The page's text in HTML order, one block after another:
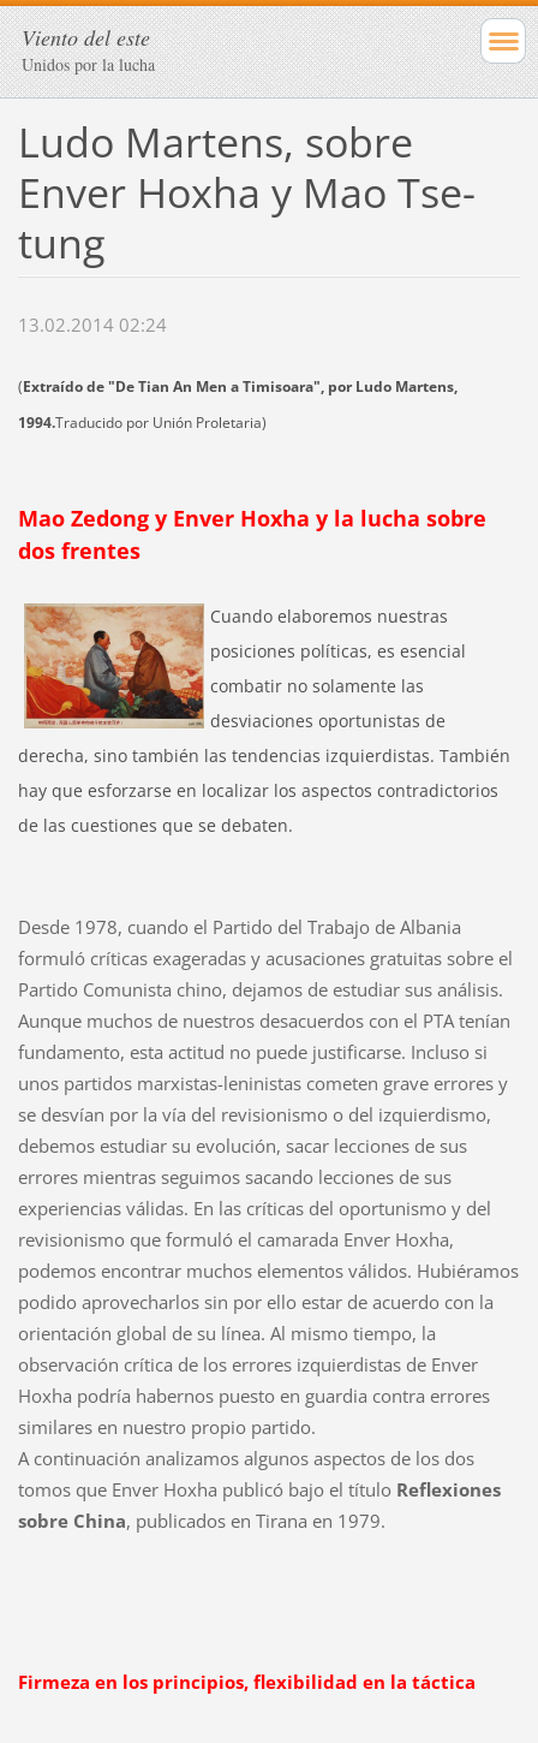
Viento del este
Unidos por la lucha
Ludo Martens, sobre
Enver Hoxha y Mao Tse-
tung
13.02.2014 02:24
(Extraído de "De Tian An Men a Timisoara", por Ludo Martens,
1994.Traducido por Unión Proletaria)
Mao Zedong y Enver Hoxha y la lucha sobre
dos frentes
Cuando elaboremos nuestras
posiciones políticas, es esencial
combatir no solamente las
desviaciones oportunistas de
derecha, sino también las tendencias izquierdistas. También
hay que esforzarse en localizar los aspectos contradictorios
de las cuestiones que se debaten.
Desde 1978, cuando el Partido del Trabajo de Albania
formuló críticas exageradas y acusaciones gratuitas sobre el
Partido Comunista chino, dejamos de estudiar sus análisis.
Aunque muchos de nuestros desacuerdos con el PTA tenían
fundamento, esta actitud no puede justificarse. Incluso si
unos partidos marxistas-leninistas cometen grave errores y
se desvían por la vía del revisionismo o del izquierdismo,
debemos estudiar su evolución, sacar lecciones de sus
errores mientras seguimos sacando lecciones de sus
experiencias válidas. En las críticas del oportunismo y del
revisionismo que formuló el camarada Enver Hoxha,
podemos encontrar muchos elementos válidos. Hubiéramos
podido aprovecharlos sin por ello estar de acuerdo con la
orientación global de su línea. Al mismo tiempo, la
observación crítica de los errores izquierdistas de Enver
Hoxha podría habernos puesto en guardia contra errores
similares en nuestro propio partido.
A continuación analizamos algunos aspectos de los dos
tomos que Enver Hoxha publicó bajo el título Reflexiones
sobre China, publicados en Tirana en 1979.
Firmeza en los principios, flexibilidad en la táctica